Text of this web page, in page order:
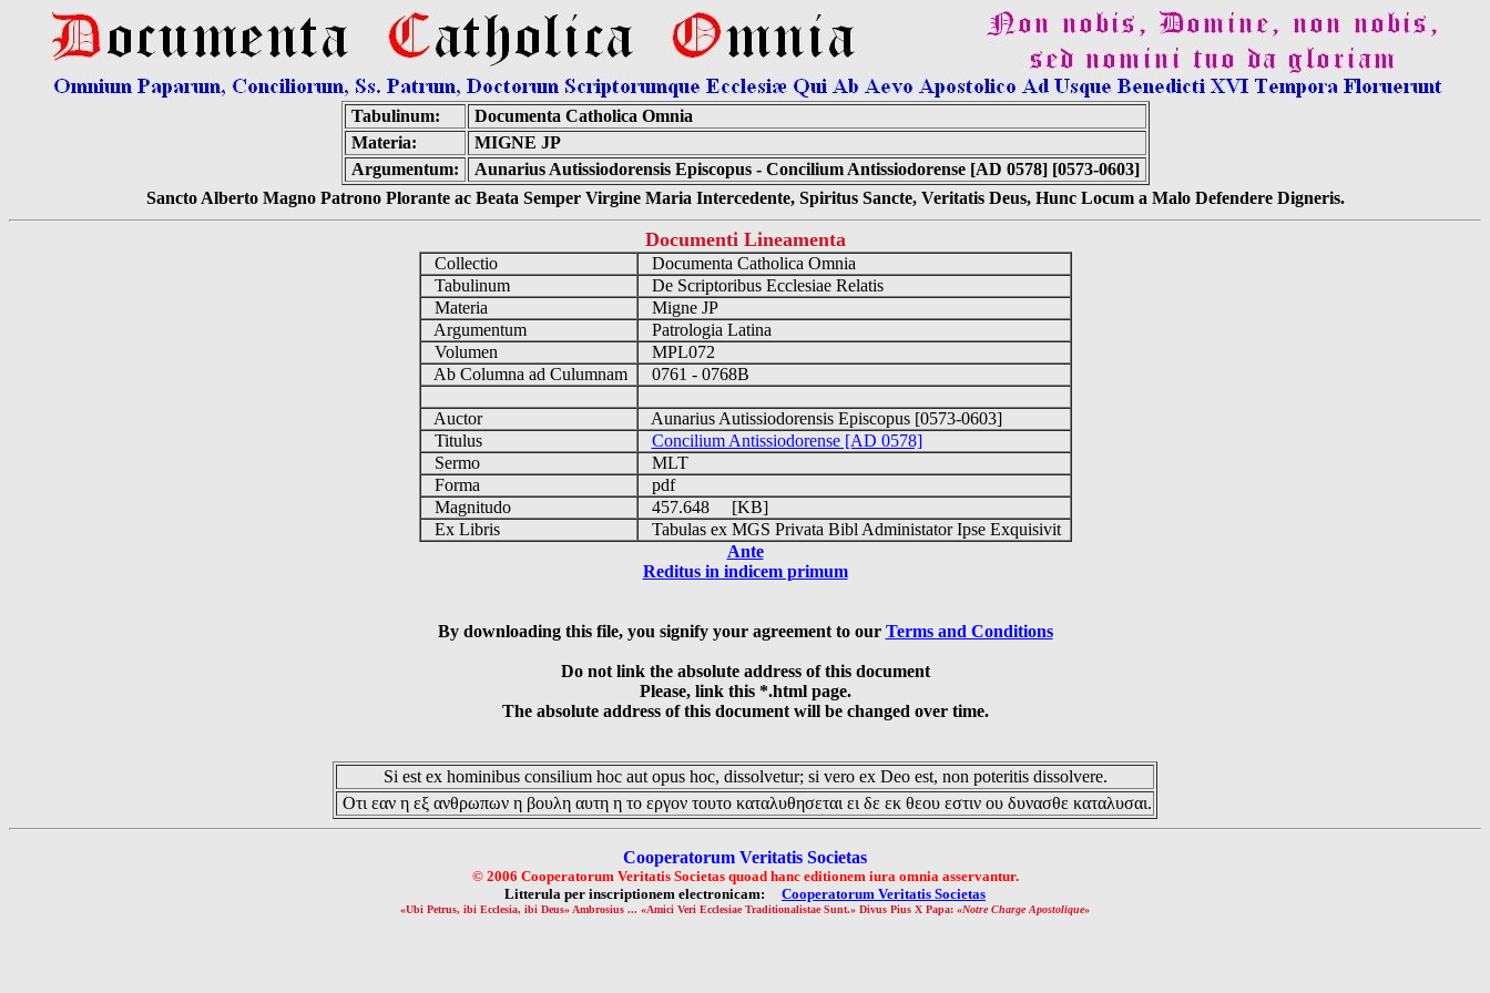
Tabulinum:
Documenta Catholica Omnia
Materia:
MIGNE JP
Argumentum:
Aunarius Autissiodorensis Episcopus - Concilium Antissiodorense [AD 0578] [0573-0603]
Sancto Alberto Magno Patrono Plorante ac Beata Semper Virgine Maria Intercedente, Spiritus Sancte, Veritatis Deus, Hunc Locum a Malo Defendere Digneris.
Documenti Lineamenta
Collectio
Documenta Catholica Omnia
Tabulinum
De Scriptoribus Ecclesiae Relatis
Materia
Migne JP
Argumentum
Patrologia Latina
Volumen
MPL072
Ab Columna ad Culumnam
0761 - 0768B
Auctor
Aunarius Autissiodorensis Episcopus [0573-0603]
Titulus
Concilium Antissiodorense [AD 0578]
Sermo
MLT
Forma
pdf
Magnitudo
457.648 [KB]
Ex Libris
Tabulas ex MGS Privata Bibl Administator Ipse Exquisivit
Ante
Reditus in indicem primum
By downloading this file, you signify your agreement to our Terms and Conditions
Do not link the absolute address of this document
Please, link this *.html page.
The absolute address of this document will be changed over time.
Si est ex hominibus consilium hoc aut opus hoc, dissolvetur; si vero ex Deo est, non poteritis dissolvere.
Οτι εαν η εξ ανθρωπων η βουλη αυτη η το εργον τουτο καταλυθησεται ει δε εκ θεου εστιν ου δυνασθε καταλυσαι.
Cooperatorum Veritatis Societas
© 2006 Cooperatorum Veritatis Societas quoad hanc editionem iura omnia asservantur.
Litterula per inscriptionem electronicam: Cooperatorum Veritatis Societas
«Ubi Petrus, ibi Ecclesia, ibi Deus» Ambrosius ... «Amici Veri Ecclesiae Traditionalistae Sunt.» Divus Pius X Papa: «Notre Charge Apostolique»